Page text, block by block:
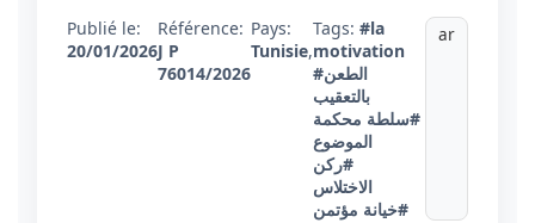
Publié le:
20/01/2026
Référence:
J P
76014/2026
Pays:
Tunisie,
Tags: #la
motivation
#الطعن
بالتعقيب
#سلطة محكمة
الموضوع
#ركن
الاختلاس
#خيانة مؤتمن
ar